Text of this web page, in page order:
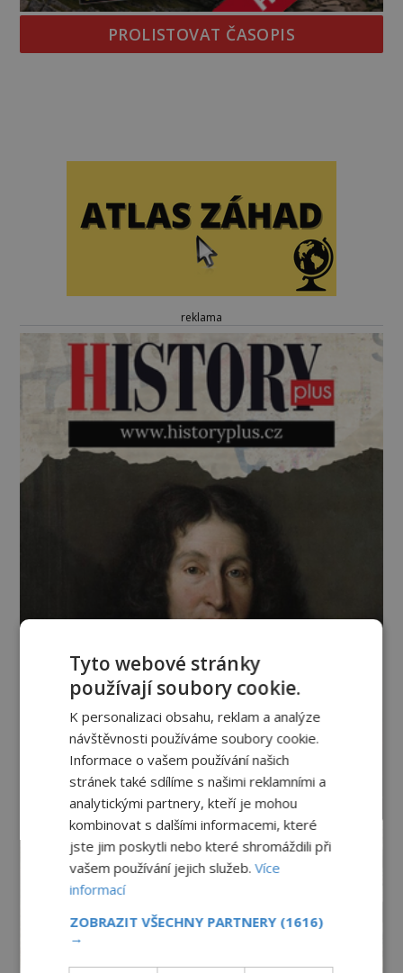
PROLISTOVAT ČASOPIS
reklama
Tyto webové stránky
používají soubory cookie.
K personalizaci obsahu, reklam a analýze
návštěvnosti používáme soubory cookie.
Informace o vašem používání našich
stránek také sdílíme s našimi reklamními a
analytickými partnery, kteří je mohou
kombinovat s dalšími informacemi, které
jste jim poskytli nebo které shromáždili při
vašem používání jejich služeb.Více
informací
ZOBRAZIT VŠECHNY PARTNERY (1616)
→